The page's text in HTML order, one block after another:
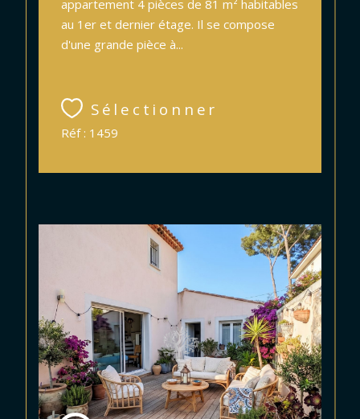
appartement 4 pièces de 81 m² habitables
au 1er et dernier étage. Il se compose
d'une grande pièce à...
Sélectionner
Réf : 1459